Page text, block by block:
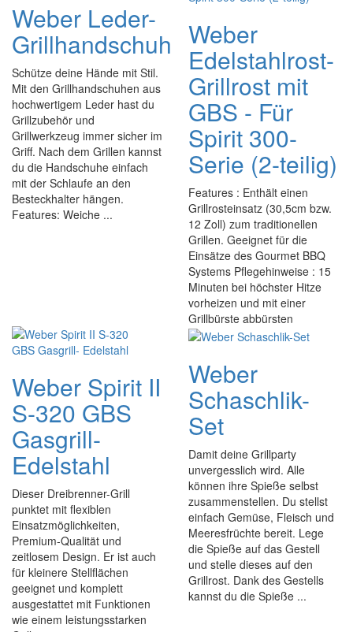
Weber Leder-
Grillhandschuh
Schütze deine Hände mit Stil.
Mit den Grillhandschuhen aus
hochwertigem Leder hast du
Grillzubehör und
Grillwerkzeug immer sicher im
Griff. Nach dem Grillen kannst
du die Handschuhe einfach
mit der Schlaufe an den
Besteckhalter hängen.
Features: Weiche ...
Weber
Edelstahlrost-
Grillrost mit
GBS - Für
Spirit 300-
Serie (2-teilig)
Features : Enthält einen
Grillrosteinsatz (30,5cm bzw.
12 Zoll) zum traditionellen
Grillen. Geeignet für die
Einsätze des Gourmet BBQ
Systems Pflegehinweise : 15
Minuten bei höchster Hitze
vorheizen und mit einer
Grillbürste abbürsten
Weber Spirit II
S-320 GBS
Gasgrill-
Edelstahl
Dieser Dreibrenner-Grill
punktet mit flexiblen
Einsatzmöglichkeiten,
Premium-Qualität und
zeitlosem Design. Er ist auch
für kleinere Stellflächen
geeignet und komplett
ausgestattet mit Funktionen
wie einem leistungsstarken
Weber
Schaschlik-
Set
Damit deine Grillparty
unvergesslich wird. Alle
können ihre Spieße selbst
zusammenstellen. Du stellst
einfach Gemüse, Fleisch und
Meeresfrüchte bereit. Lege
die Spieße auf das Gestell
und stelle dieses auf den
Grillrost. Dank des Gestells
kannst du die Spieße ...